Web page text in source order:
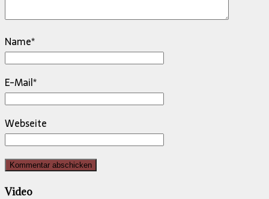
Name*
E-Mail*
Webseite
Video